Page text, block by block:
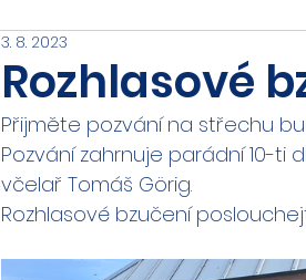
Rozhlasové
3. 8. 2023
Přijměte pozvání na střechu
Pozvání zahrnuje parádní 10-ti
včelař Tomáš Görig.
Rozhlasové bzučení